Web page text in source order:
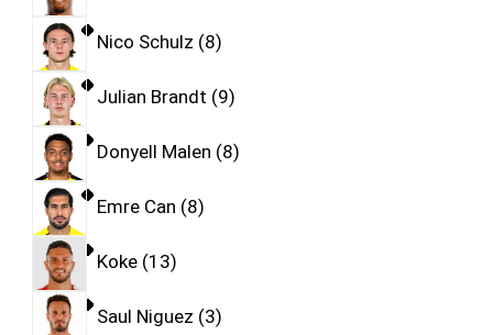
Nico Schulz 8
Julian Brandt 9
Donyell Malen 8
Emre Can 8
Koke 13
Saul Niguez 3